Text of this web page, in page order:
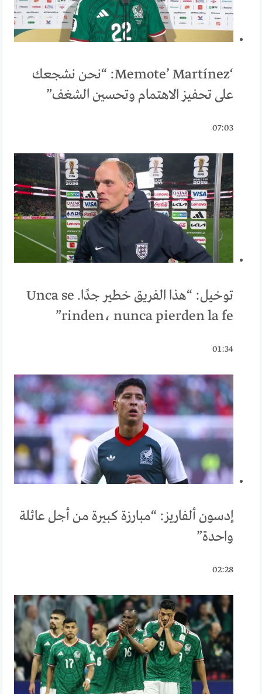
‘Memote’ Martínez: “نحن نشجعك
على تحفيز الاهتمام وتحسين الشغف”
07:03
توخيل: “هذا الفريق خطير جدًا. Unca se
rinden، nunca pierden la fe”
01:34
إدسون ألفاريز: “مبارزة كبيرة من أجل عائلة
واحدة”
02:28